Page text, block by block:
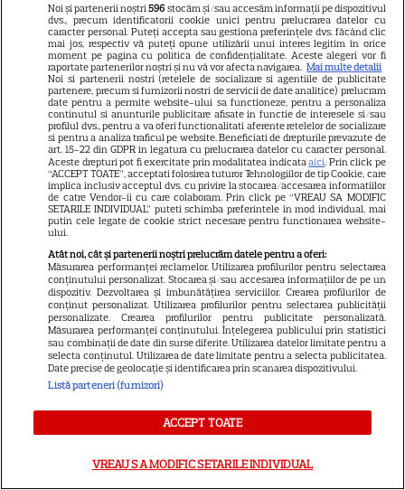
Un muzician organizează un festival pe o
insulă superbă, unde începe o relație
romantică neașteptată și se trezește prins în
problemele altora. Din 17 martie.
SKY HIGH: SERIALUL
Noi și partenerii noștri596 stocăm și/sau accesăm informații pe dispozitivul
dvs., precum identificatorii cookie unici pentru prelucrarea datelor cu
caracter personal. Puteți accepta sau gestiona preferințele dvs. făcând clic
mai jos, respectiv vă puteți opune utilizării unui interes legitim în orice
moment pe pagina cu politica de confidențialitate. Aceste alegeri vor fi
raportate partenerilor noștri și nu vă vor afecta navigarea. Mai multe detalii
Noi si partenerii nostri (retelele de socializare si agentiile de publicitate
partenere, precum si furnizorii nostri de servicii de date analitice) prelucram
date pentru a permite website-ului sa functioneze, pentru a personaliza
continutul si anunturile publicitare afisate in functie de interesele si/sau
profilul dvs., pentru a va oferi functionalitati aferente retelelor de socializare
si pentru a analiza traficul pe website. Beneficiati de drepturile prevazute de
art. 15-22 din GDPR in legatura cu prelucrarea datelor cu caracter personal.
Aceste drepturi pot fi exercitate prin modalitatea indicataaici. Prin click pe
“ACCEPT TOATE”, acceptati folosirea tuturor Tehnologiilor de tip Cookie, care
implica inclusiv acceptul dvs. cu privire la stocarea/accesarea informatiilor
de catre Vendor-ii cu care colaboram. Prin click pe “VREAU SA MODIFIC
SETARILE INDIVIDUAL” puteti schimba preferintele in mod individual, mai
putin cele legate de cookie strict necesare pentru functionarea website-
ului.
Atât noi, cât și partenerii noștri prelucrăm datele pentru a oferi:
Măsurarea performanței reclamelor. Utilizarea profilurilor pentru selectarea
conținutului personalizat. Stocarea și/sau accesarea informațiilor de pe un
dispozitiv. Dezvoltarea și îmbunătățirea serviciilor. Crearea profilurilor de
conținut personalizat. Utilizarea profilurilor pentru selectarea publicității
personalizate. Crearea profilurilor pentru publicitate personalizată.
Măsurarea performanței conținutului. Înțelegerea publicului prin statistici
sau combinații de date din surse diferite. Utilizarea datelor limitate pentru a
selecta conținutul. Utilizarea de date limitate pentru a selecta publicitatea.
Date precise de geolocație și identificarea prin scanarea dispozitivului.
Listă parteneri (furnizori)
ACCEPT TOATE
VREAU SA MODIFIC SETARILE INDIVIDUAL